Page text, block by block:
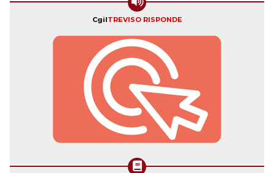
CgilTREVISO RISPONDE